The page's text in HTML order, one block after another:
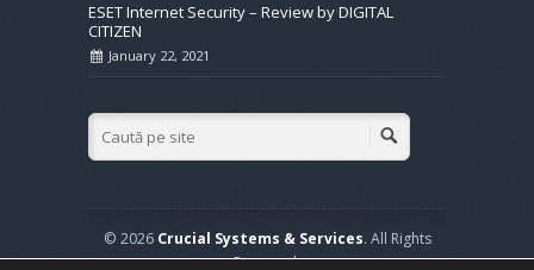
ESET Internet Security – Review by DIGITAL
CITIZEN
January 22, 2021
© 2026 Crucial Systems & Services. All Rights
Reserved.